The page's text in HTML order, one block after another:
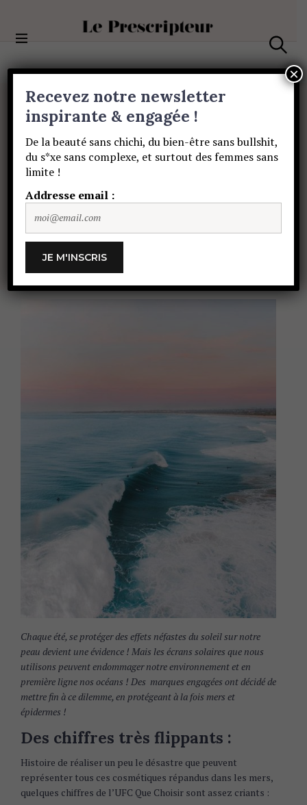
Le Prescripteur
e
a
BEAUTÉ
Dessolaires«
ocean-friendly»
pourunété
autrement
Chaque été, se protéger des effets néfastes du soleil sur notre
peau devient une évidence ! Mais les écrans solaires que nous
utilisons peuvent endommager notre environnement et en
première ligne nos océans ! Des marques engagées ont décidé de
mettre fin à ce dilemme, en protégeant à la fois mers et
épidermes !
Des chiffres très flippants :
Histoire de réaliser un peu le désastre que peuvent
représenter tous ces cosmétiques répandus dans les mers,
quelques chiffres de l’UFC Que Choisir sont assez criants :
Recevez notre newsletter
inspirante & engagée !
De la beauté sans chichi, du bien-être sans bullshit,
du s*xe sans complexe, et surtout des femmes sans
limite !
Addresse email :
×